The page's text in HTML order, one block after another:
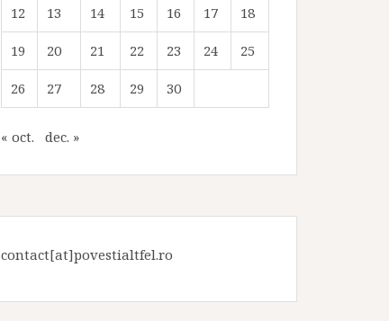
12 13 14 15 16 17 18
19 20 21 22 23 24 25
26 27 28 29 30
« oct. dec. »
contact[at]povestialtfel.ro